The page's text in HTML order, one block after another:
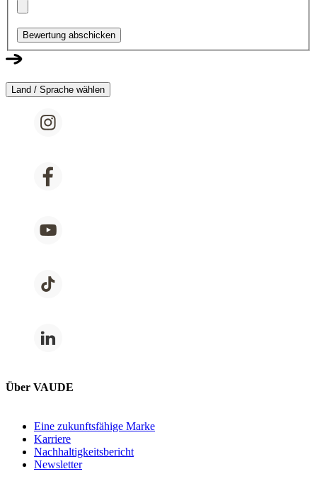
Bewertung abschicken
Land / Sprache wählen
Über VAUDE
Eine zukunftsfähige Marke
Karriere
Nachhaltigkeitsbericht
Newsletter